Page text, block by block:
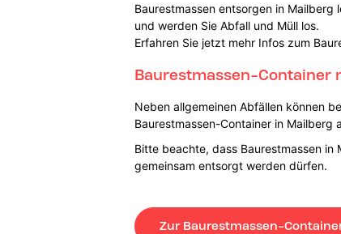
Baurestmassen entsorgen in
und werden Sie Abfall und Müll los.
Erfahren Sie jetzt mehr Infos zum
Baurestmassen-Container
Neben allgemeinen Abfällen können
Baurestmassen-Container in
Bitte beachte, dass Baurestmassen
gemeinsam entsorgt werden dürfen.
Zur Baurestmassen-